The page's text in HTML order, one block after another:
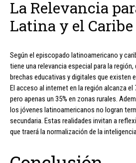
La Relevancia
Latina y el Caribe
Según el episcopado latinoamericano y
tiene una relevancia especial para la
brechas educativas y digitales que existen
El acceso al internet en la región alcanza el
pero apenas un 35% en zonas rurales.
los jóvenes latinoamericanos no logran
secundaria. Estas realidades invitan a
que traerá la normalización de la